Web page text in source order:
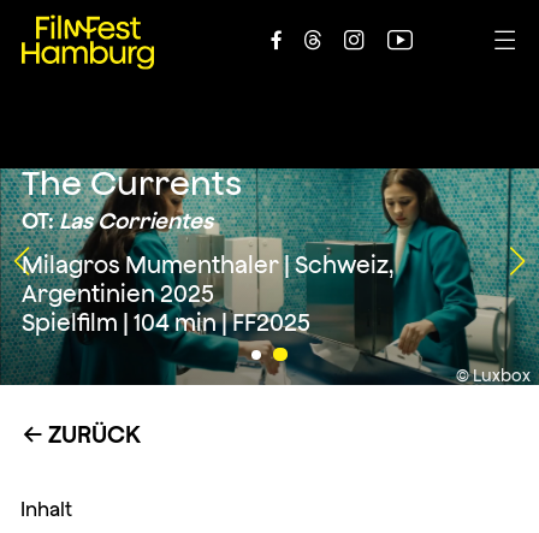
    
© Luxbox
The Currents
OT:Las Corrientes
Milagros Mumenthaler | Schweiz,
Argentinien 2025
Spielfilm | 104 min | FF2025
← ZURÜCK
Inhalt